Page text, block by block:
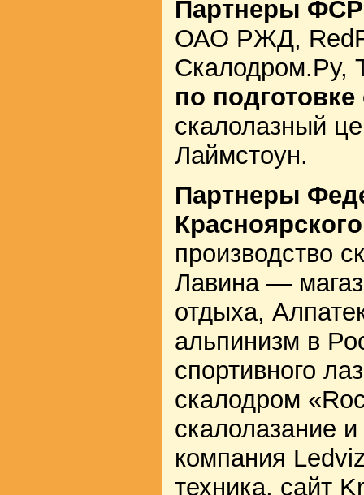
Партнеры
ОАО РЖД,
Скалодром.Ру,
по
скалолазный
Лаймстоун.
Партнеры
производство
Лавина —
отдыха,
альпинизм в
спортивного
скалодром
скалолазание
компания
техника, сайт